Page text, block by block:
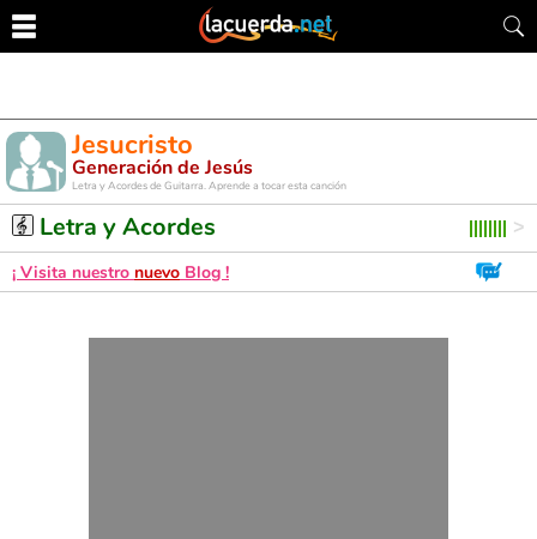
Jesucristo
Generación de Jesús
Letra y Acordes de Guitarra. Aprende a tocar esta canción
Letra y Acordes
¡ Visita nuestro nuevo Blog !